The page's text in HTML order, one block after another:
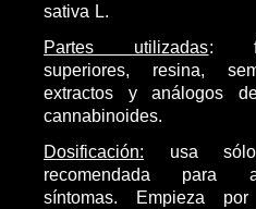
sativa L.
Partes utilizadas:
superiores, resina,
extractos y análogos
cannabinoides.
Dosificación: usa
recomendada para
síntomas. Empieza